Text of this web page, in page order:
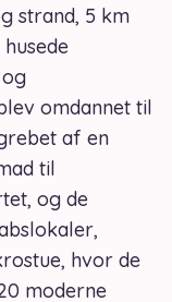
strand, 5 km
omdannet til
af en
til
og de
hvor de
moderne